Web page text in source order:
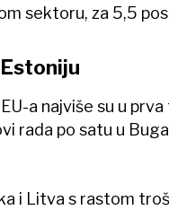
sektoru, za 5,5
a najviše su u
rada po satu u
i Litva s rastom